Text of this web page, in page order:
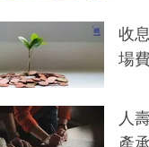
一
收
場
人
產